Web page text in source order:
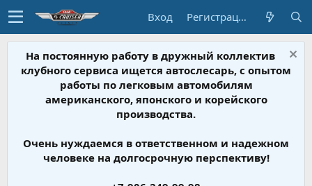
Вход Регистрация
На постоянную работу в дружный коллектив
клубного сервиса ищется автослесарь, с опытом
работы по легковым автомобилям
американского, японского и корейского
производства.
Очень нуждаемся в ответственном и надежном
человеке на долгосрочную перспективу!